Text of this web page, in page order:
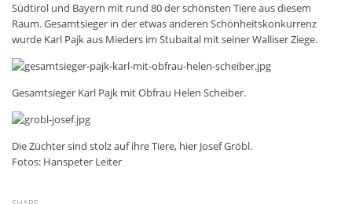
Südtirol und Bayern mit rund 80 der schönsten Tiere aus diesem
Raum. Gesamtsieger in der etwas anderen Schönheitskonkurrenz
wurde Karl Pajk aus Mieders im Stubaital mit seiner Walliser Ziege.
Gesamtsieger Karl Pajk mit Obfrau Helen Scheiber.
Die Züchter sind stolz auf ihre Tiere, hier Josef Gröbl.
Fotos: Hanspeter Leiter